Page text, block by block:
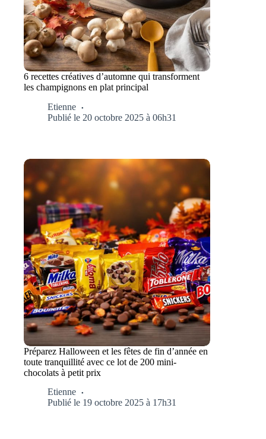
6 recettes créatives d’automne qui transforment
les champignons en plat principal
Etienne
Publié le 20 octobre 2025 à 06h31
Préparez Halloween et les fêtes de fin d’année en
toute tranquillité avec ce lot de 200 mini-
chocolats à petit prix
Etienne
Publié le 19 octobre 2025 à 17h31